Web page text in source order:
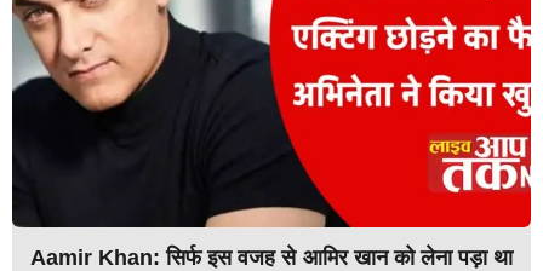
Aamir Khan: सिर्फ इस वजह से आमिर खान को लेना पड़ा था